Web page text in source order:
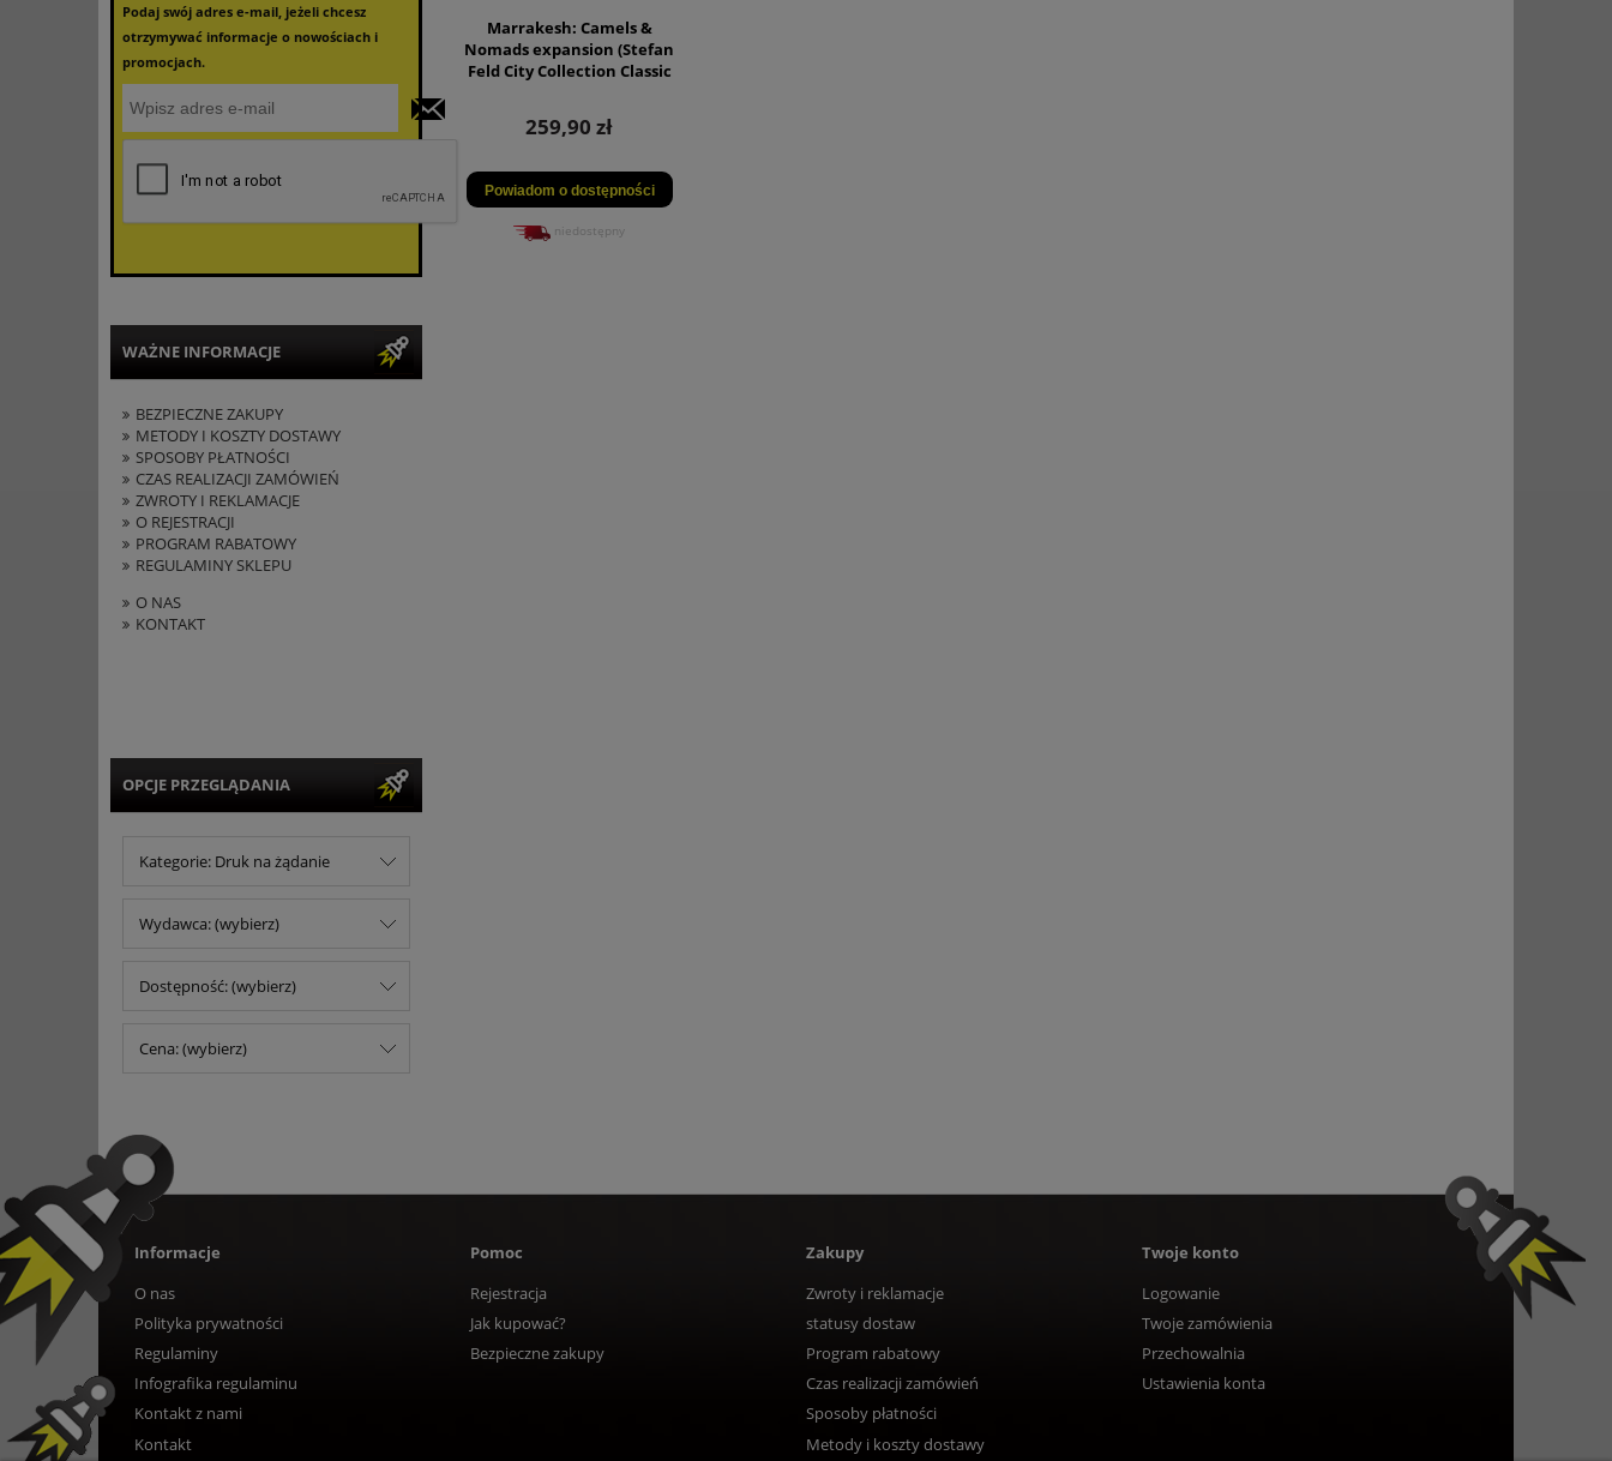
Podaj swój adres e-mail, jeżeli chcesz
otrzymywać informacje o nowościach i
promocjach.
WAŻNE INFORMACJE
BEZPIECZNE ZAKUPY
METODY I KOSZTY DOSTAWY
SPOSOBY PŁATNOŚCI
CZAS REALIZACJI ZAMÓWIEŃ
ZWROTY I REKLAMACJE
O REJESTRACJI
PROGRAM RABATOWY
REGULAMINY SKLEPU
O NAS
KONTAKT
OPCJE PRZEGLĄDANIA
Kategorie: Druk na żądanie
Wydawca: (wybierz)
Dostępność: (wybierz)
Cena: (wybierz)
Marrakesh: Camels &
Nomads expansion (Stefan
Feld City Collection Classic
259,90 zł
Powiadom o dostępności
niedostępny
Informacje
O nas
Polityka prywatności
Regulaminy
Infografika regulaminu
Kontakt z nami
Kontakt
Pomoc
Rejestracja
Jak kupować?
Bezpieczne zakupy
Zakupy
Zwroty i reklamacje
statusy dostaw
Program rabatowy
Czas realizacji zamówień
Sposoby płatności
Metody i koszty dostawy
Twoje konto
Logowanie
Twoje zamówienia
Przechowalnia
Ustawienia konta